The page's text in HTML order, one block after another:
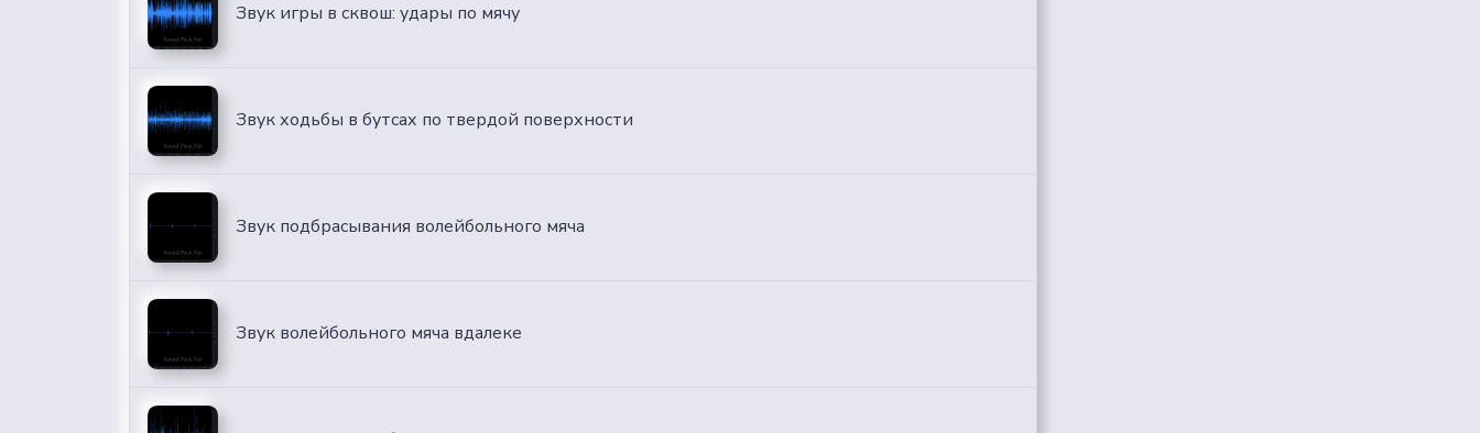
Звук игры в сквош: удары по мячу
Звук ходьбы в бутсах по твердой поверхности
Звук подбрасывания волейбольного мяча
Звук волейбольного мяча вдалеке